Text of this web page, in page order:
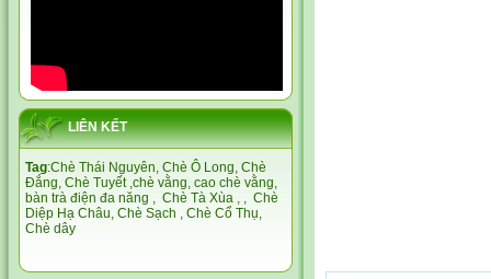
LIÊN KẾT
Tag:Chè Thái Nguyên, Chè Ô Long, Chè
Đắng, Chè Tuyết,chè vằng, cao chè vằng,
bàn trà điện đa năng , Chè Tà Xùa , , Chè
Diệp Hạ Châu, Chè Sạch , Chè Cổ Thụ,
Chè dây